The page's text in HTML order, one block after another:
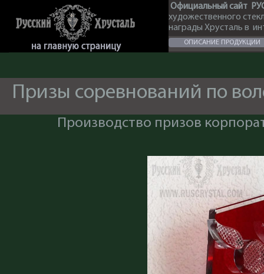
Официальный сайт
художественного
награды Хрусталь в
ОПИСАНИЕ ПРОДУКЦИИ
Призы соревнований по
Производство призов